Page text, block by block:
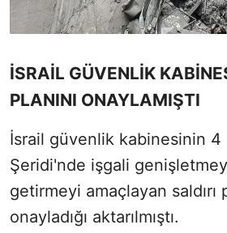
İSRAİL GÜVENLİK
PLANINI ONAYLAMIŞTI
İsrail güvenlik kabinesinin 4
Şeridi'nde işgali
getirmeyi amaçlayan saldırı
onayladığı aktarılmıştı.